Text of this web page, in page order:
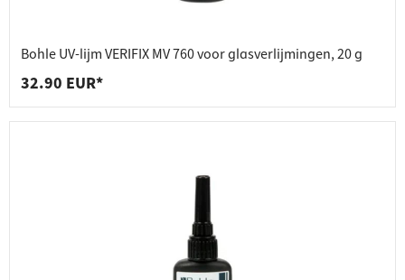
Bohle UV-lijm VERIFIX MV 760 voor glasverlijmingen, 20 g
32.90 EUR*